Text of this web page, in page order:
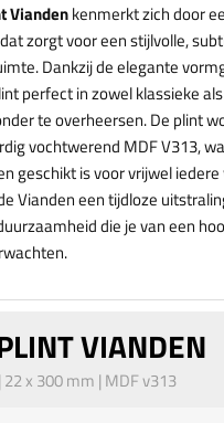
Viandenkenmerkt zich door
zorgt voor een stijlvolle,
Dankzij de elegante
perfect in zowel klassieke
te overheersen. De plint
vochtwerend MDF V313,
geschikt is voor vrijwel
Vianden een tijdloze
die je van een
VIANDEN
x 300 mm | MDF v313